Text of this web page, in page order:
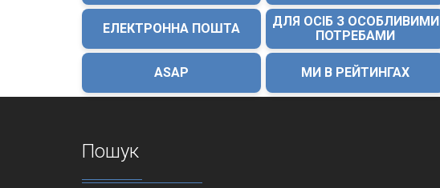
ЕЛЕКТРОННА ПОШТА
ДЛЯ ОСІБ З ОСОБЛИВИМИ
ПОТРЕБАМИ
ASAP МИ В РЕЙТИНГАХ
Пошук